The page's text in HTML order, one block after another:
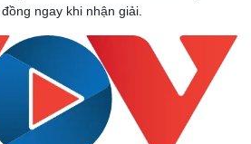
Công nghệ
Sành điệu
Tin Công nghệ
Trải nghiệm
Chuyển đổi số
ngay khi nhận giải.